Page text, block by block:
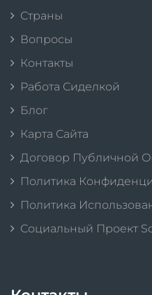
Страны
Вопросы
Контакты
Работа Сиделкой
Блог
Карта Сайта
Договор Публичной
Политика
Политика
Социальный Проект